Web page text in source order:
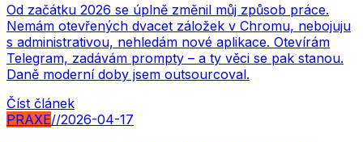
Od začátku 2026 se úplně změnil můj způsob práce.
Nemám otevřených dvacet záložek v Chromu, nebojuju
s administrativou, nehledám nové aplikace. Otevírám
Telegram, zadávám prompty – a ty věci se pak stanou.
Daně moderní doby jsem outsourcoval.
Číst článek
PRAXE//2026-04-17